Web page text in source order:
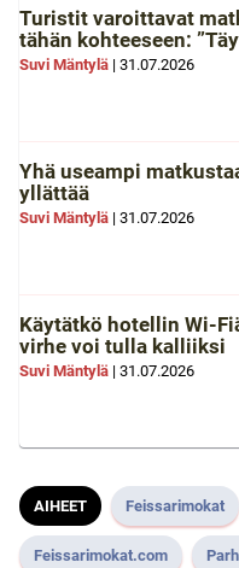
Turistit varoittavat
tähän kohteeseen:
Suvi Mäntylä | 31.07.2026
Yhä useampi
yllättää
Suvi Mäntylä | 31.07.2026
Käytätkö hotellin Wi-
virhe voi tulla kalliiksi
Suvi Mäntylä | 31.07.2026
AIHEET Feissarimokat
Feissarimokat.com